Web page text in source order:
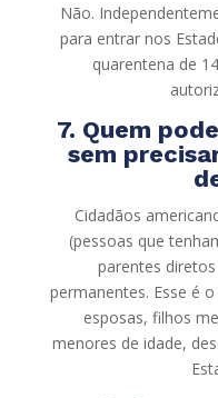
Não.
para entrar nos
quarentena de
7. Quem
sem
Cidadãos
(pessoas que
parentes
permanentes. Esse é
esposas, filhos
menores de idade,